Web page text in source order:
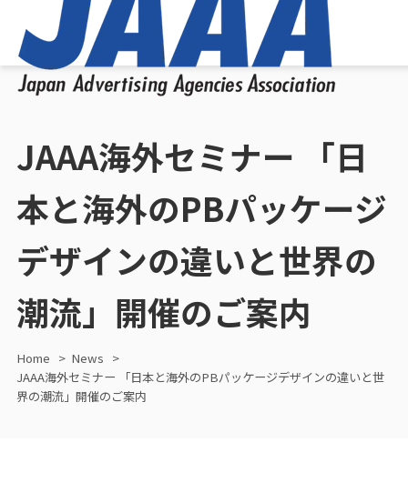
JAAA海外セミナー 「日
本と海外のPBパッケージ
デザインの違いと世界の
潮流」開催のご案内
Home
News
JAAA海外セミナー 「日本と海外のPBパッケージデザインの違いと世
界の潮流」開催のご案内